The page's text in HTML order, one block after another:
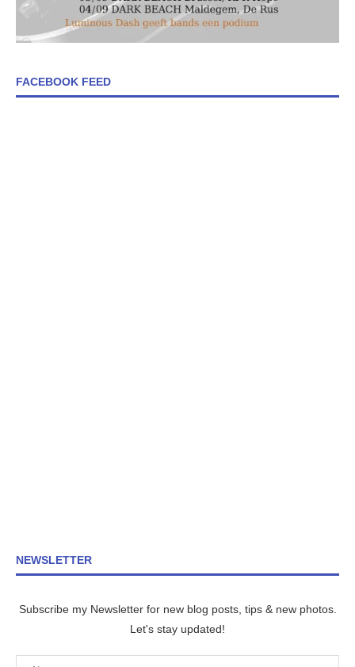
FACEBOOK FEED
NEWSLETTER
Subscribe my Newsletter for new blog posts, tips & new photos.
Let's stay updated!